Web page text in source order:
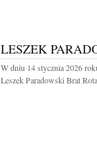
LESZEK
W dniu 14 stycznia 2026
Leszek Paradowski Brat